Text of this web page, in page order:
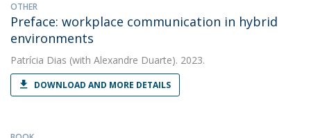
OTHER
Preface: workplace communication in hybrid
environments
Patrícia Dias (with Alexandre Duarte). 2023.
DOWNLOAD AND MORE DETAILS